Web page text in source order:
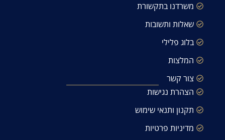
משרדנו בתקשורת
שאלות ותשובות
בלוג פלילי
המלצות
צור קשר
הצהרת נגישות
תקנון ותנאי שימוש
מדיניות פרטיות